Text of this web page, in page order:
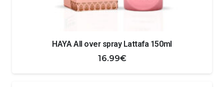
HAYA All over spray Lattafa 150ml
16.99€